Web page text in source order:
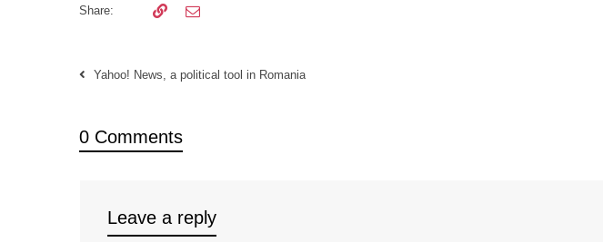
Share:
Yahoo! News, a political tool in Romania
0 Comments
Leave a reply